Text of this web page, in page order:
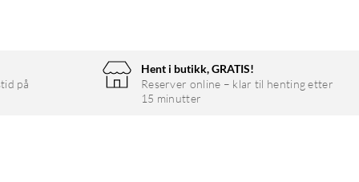
på
Hent i butikk, GRATIS!
Reserver online – klar til henting etter
15 minutter